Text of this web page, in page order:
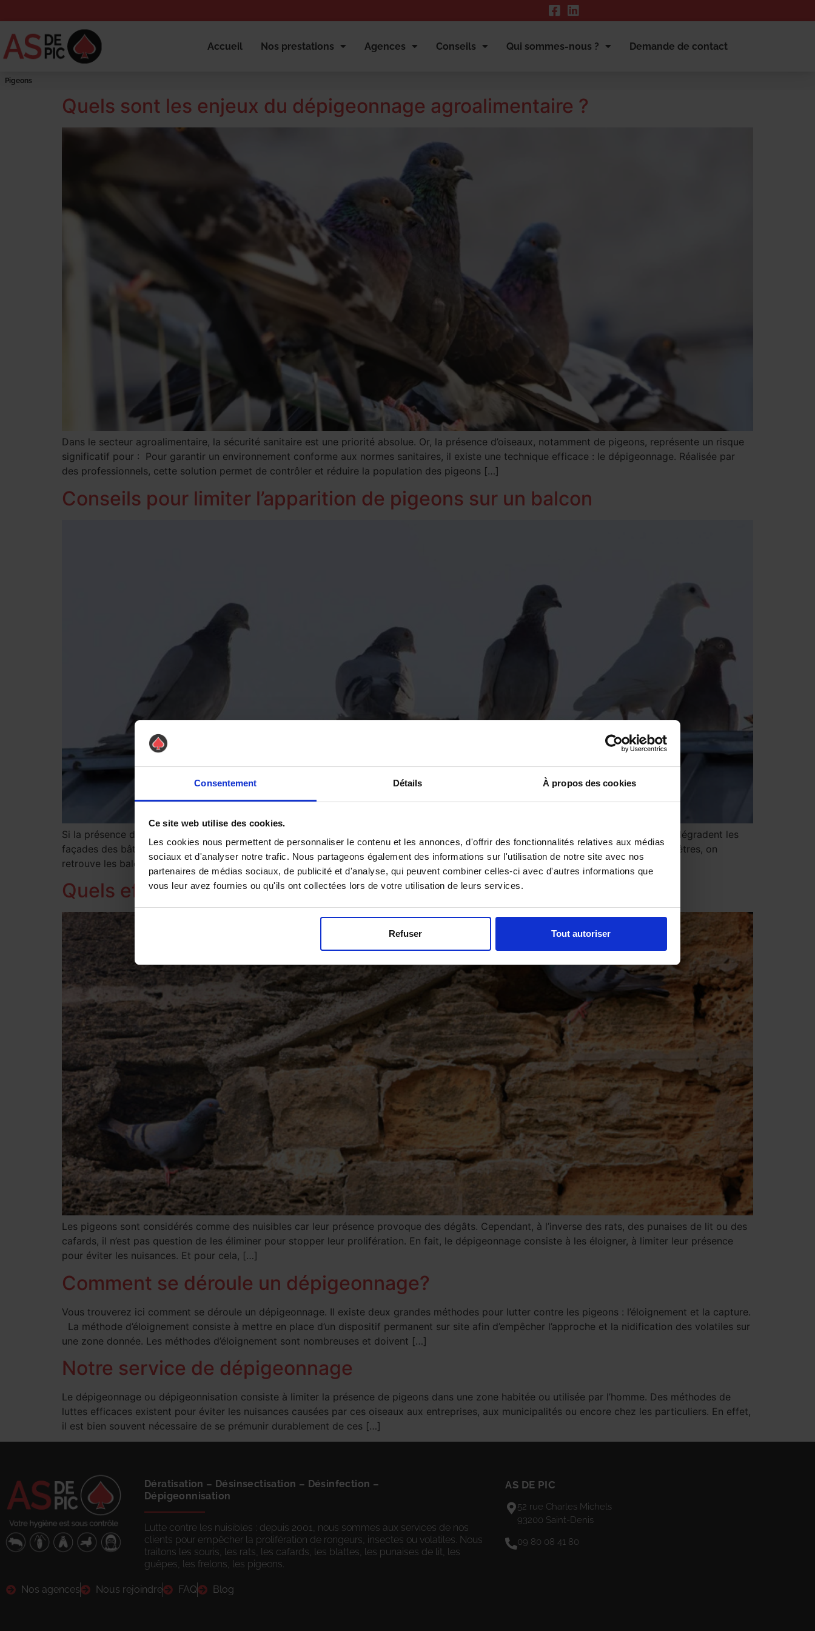
Consentement Détails À propos des cookies
Ce site web utilise des cookies.
Les cookies nous permettent de personnaliser le contenu et les annonces, d'offrir des fonctionnalités relatives aux médias
sociaux et d'analyser notre trafic. Nous partageons également des informations sur l'utilisation de notre site avec nos
partenaires de médias sociaux, de publicité et d'analyse, qui peuvent combiner celles-ci avec d'autres informations que
vous leur avez fournies ou qu'ils ont collectées lors de votre utilisation de leurs services.
Refuser Tout autoriser
Accueil Nos prestations Agences Conseils Qui sommes-nous ? Demande de contact
Pigeons
Quels sont les enjeux du dépigeonnage agroalimentaire ?
Dans le secteur agroalimentaire, la sécurité sanitaire est une priorité absolue. Or, la présence d’oiseaux, notamment de pigeons, représente un risque
significatif pour : Pour garantir un environnement conforme aux normes sanitaires, il existe une technique efficace : le dépigeonnage. Réalisée par
des professionnels, cette solution permet de contrôler et réduire la population des pigeons […]
Conseils pour limiter l’apparition de pigeons sur un balcon
Si la présence de quelques pigeons n’est guère un problème, cela le devient lorsqu’ils prolifèrent. C’est le cas en ville, où leurs fientes dégradent les
façades des bâtiments et où ils sont responsables de nuisances. Et parmi leurs lieux de prédilection, outre les toits et rebords des fenêtres, on
retrouve les balcons. Dès lors, comment […]
Quels effaroucheurs sont efficaces pour éloigner les pigeons ?
Les pigeons sont considérés comme des nuisibles car leur présence provoque des dégâts. Cependant, à l’inverse des rats, des punaises de lit ou des
cafards, il n’est pas question de les éliminer pour stopper leur prolifération. En fait, le dépigeonnage consiste à les éloigner, à limiter leur présence
pour éviter les nuisances. Et pour cela, […]
Comment se déroule un dépigeonnage?
Vous trouverez ici comment se déroule un dépigeonnage. Il existe deux grandes méthodes pour lutter contre les pigeons : l’éloignement et la capture.
La méthode d’éloignement consiste à mettre en place d’un dispositif permanent sur site afin d’empêcher l’approche et la nidification des volatiles sur
une zone donnée. Les méthodes d’éloignement sont nombreuses et doivent […]
Notre service de dépigeonnage
Le dépigeonnage ou dépigeonnisation consiste à limiter la présence de pigeons dans une zone habitée ou utilisée par l’homme. Des méthodes de
luttes efficaces existent pour éviter les nuisances causées par ces oiseaux aux entreprises, aux municipalités ou encore chez les particuliers. En effet,
il est bien souvent nécessaire de se prémunir durablement de ces […]
Dératisation – Désinsectisation – Désinfection –
Dépigeonnisation
Lutte contre les nuisibles : depuis 2001, nous sommes aux services de nos
clients pour empêcher la prolifération de rongeurs, insectes ou volatiles. Nous
traitons les souris, les rats, les cafards, les blattes, les punaises de lit, les
guêpes, les frelons, les pigeons.
AS DE PIC
52 rue Charles Michels
93200 Saint-Denis
09 80 08 41 80
Nos agences Nous rejoindre FAQ Blog